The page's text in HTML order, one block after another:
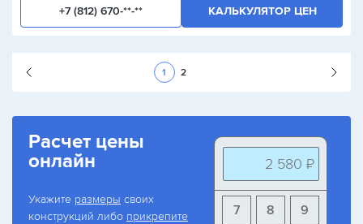
+7 (812) 670-**-** КАЛЬКУЛЯТОР ЦЕН
1 2
Следующая
Расчет цены
онлайн
Укажите размеры своих
конструкций либо прикрепите
2 580 ₽
9
8
7